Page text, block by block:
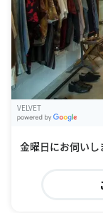
VELVET
金曜日にお伺いし